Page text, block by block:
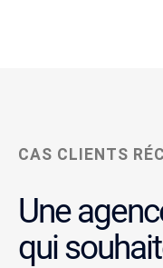
CAS CLIENTS
Une
qui